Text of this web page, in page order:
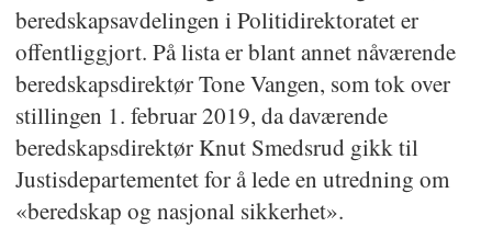
beredskapsavdelingen i Politidirektoratet er
offentliggjort. På lista er blant annet nåværende
beredskapsdirektør Tone Vangen, som tok over
stillingen 1. februar 2019, da daværende
beredskapsdirektør Knut Smedsrud gikk til
Justisdepartementet for å lede en utredning om
«beredskap og nasjonal sikkerhet».